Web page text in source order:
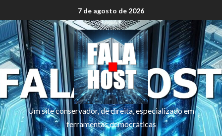
7 de agosto de 2026
Um site conservador, de direita, especializado em
ferramentas democráticas